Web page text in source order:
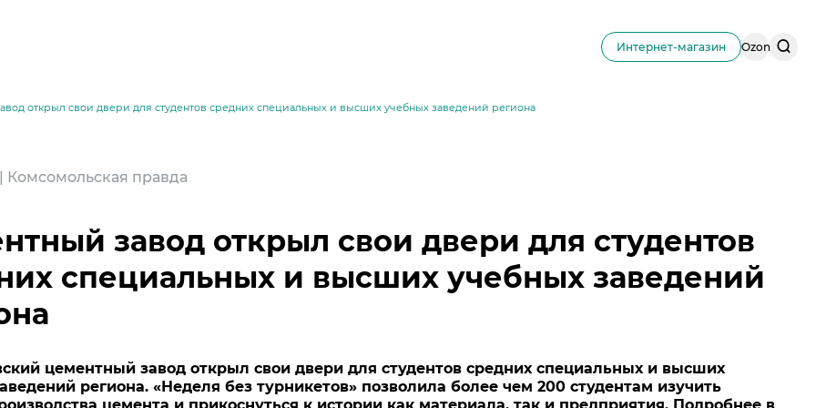
Интернет-магазин Ozon
открыл свои двери для студентов средних специальных и высших учебных заведений региона
Комсомольская правда
завод открыл свои двери для студентов
специальных и высших учебных заведений
цементный завод открыл свои двери для студентов средних специальных и высших
региона. «Неделя без турникетов» позволила более чем 200 студентам изучить